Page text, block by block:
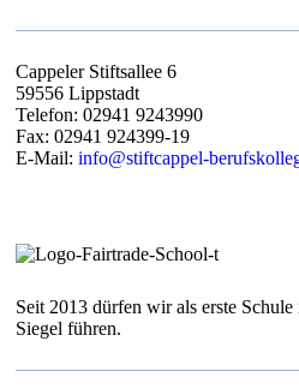
Cappeler Stiftsallee 6
59556 Lippstadt
Telefon: 02941 9243990
Fax: 02941 924399-19
E-Mail: info@stiftcappel-
Seit 2013 dürfen wir als erste
Siegel führen.